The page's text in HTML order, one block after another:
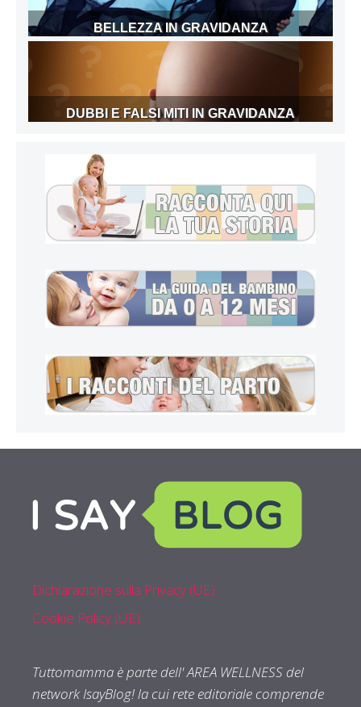
BELLEZZA IN GRAVIDANZA
DUBBI E FALSI MITI IN GRAVIDANZA
Dichiarazione sulla Privacy (UE)
Cookie Policy (UE)
Tuttomamma è parte dell' AREA WELLNESS del
network IsayBlog! la cui rete editoriale comprende